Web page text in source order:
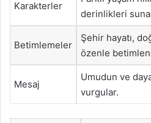
Karakterler
derinlikleri
Betimlemeler
Şehir hayatı,
özenle
Mesaj
Umudun ve
vurgular.